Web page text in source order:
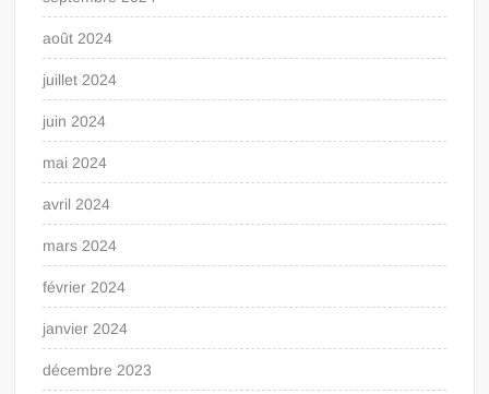
août 2024
juillet 2024
juin 2024
mai 2024
avril 2024
mars 2024
février 2024
janvier 2024
décembre 2023